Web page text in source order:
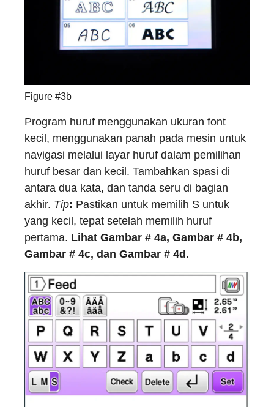
Figure #3b
Program huruf menggunakan ukuran font
kecil, menggunakan panah pada mesin untuk
navigasi melalui layar huruf dalam pemilihan
huruf besar dan kecil. Tambahkan spasi di
antara dua kata, dan tanda seru di bagian
akhir. Tip: Pastikan untuk memilih S untuk
yang kecil, tepat setelah memilih huruf
pertama. Lihat Gambar # 4a, Gambar # 4b,
Gambar # 4c, dan Gambar # 4d.